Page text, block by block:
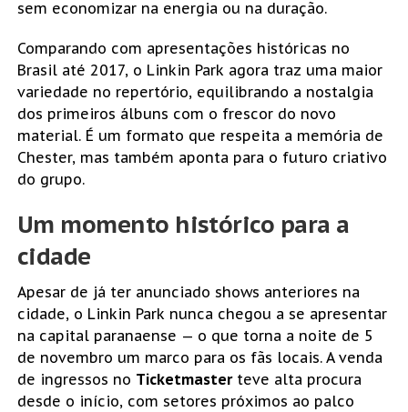
sem economizar na energia ou na duração.
Comparando com apresentações históricas no
Brasil até 2017, o Linkin Park agora traz uma maior
variedade no repertório, equilibrando a nostalgia
dos primeiros álbuns com o frescor do novo
material. É um formato que respeita a memória de
Chester, mas também aponta para o futuro criativo
do grupo.
Um momento histórico para a
cidade
Apesar de já ter anunciado shows anteriores na
cidade, o Linkin Park nunca chegou a se apresentar
na capital paranaense — o que torna a noite de 5
de novembro um marco para os fãs locais. A venda
de ingressos no Ticketmasterteve alta procura
desde o início, com setores próximos ao palco